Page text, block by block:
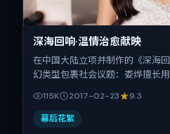
深海回响·温情治愈献映
在中国大陆立项并制作的《深海
幻类型包裹社会议题：娄烨擅长
一。上映时间：2017-02-23；片
质感与类型片结构的观众。
115K 2017-02-23 9.3
幕后花絮